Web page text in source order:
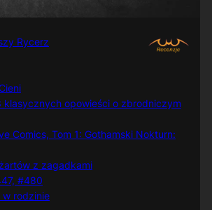
Rycerz
klasycznych opowieści o zbrodniczym
Comics, Tom 1: Gothamski Nokturn:
z zagadkami
#480
w rodzinie